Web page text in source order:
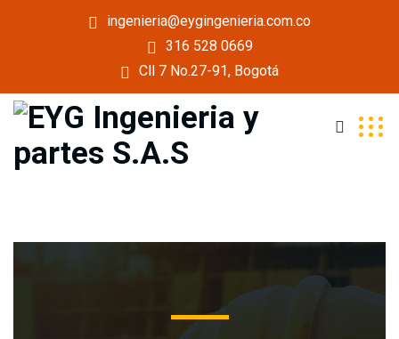
ingenieria@eygingenieria.com.co
316 528 0669
Cll 7 No.27-91, Bogotá